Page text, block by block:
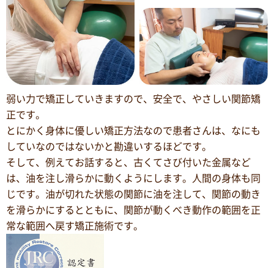
弱い力で矯正していきますので、安全で、やさしい関節矯
正です。
とにかく身体に優しい矯正方法なので患者さんは、なにも
していなのではないかと勘違いするほどです。
そして、例えてお話すると、古くてさび付いた金属など
は、油を注し滑らかに動くようにします。人間の身体も同
じです。油が切れた状態の関節に油を注して、関節の動き
を滑らかにするとともに、関節が動くべき動作の範囲を正
常な範囲へ戻す矯正施術です。